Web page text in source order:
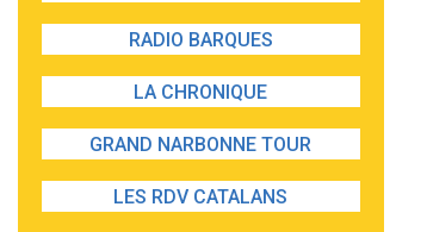
RADIO BARQUES
LA CHRONIQUE
GRAND NARBONNE TOUR
LES RDV CATALANS